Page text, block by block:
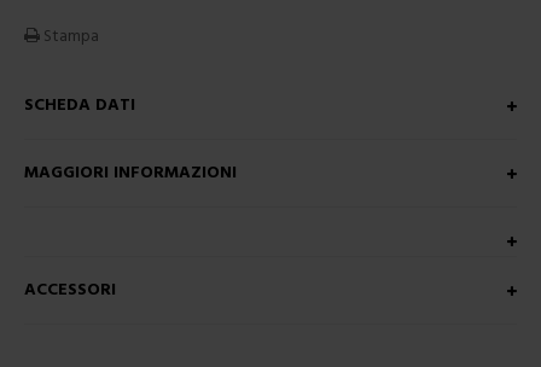
Stampa
SCHEDA DATI
MAGGIORI INFORMAZIONI
ACCESSORI